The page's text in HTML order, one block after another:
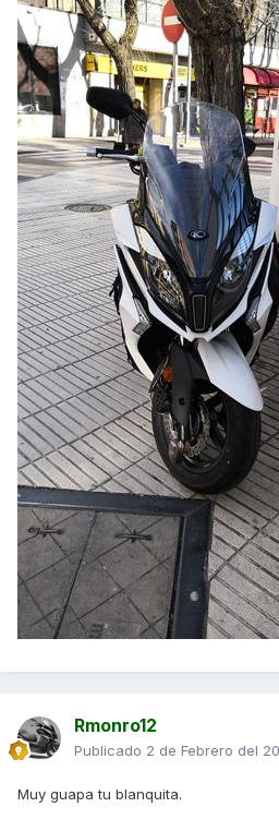
Rmonro12
Publicado 2 de Febrero del
Muy guapa tu blanquita.